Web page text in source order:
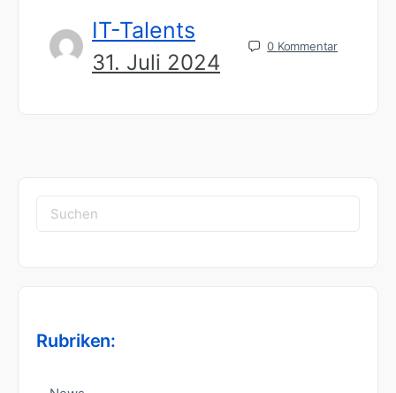
IT-Talents
31. Juli 2024
0 Kommentar
Suchen
nach:
Rubriken: